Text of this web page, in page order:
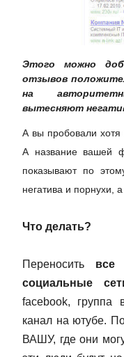
Этого можно
отзывов
на
вытесняют
А вы пробовали хотя
А название вашей
показывают по
негатива и порнухи,
Что делать?
Переносить все
социальные
facebook, группа
канал на ютубе.
ВАШУ, где они